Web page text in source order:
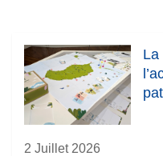
La
2 Juillet 2026